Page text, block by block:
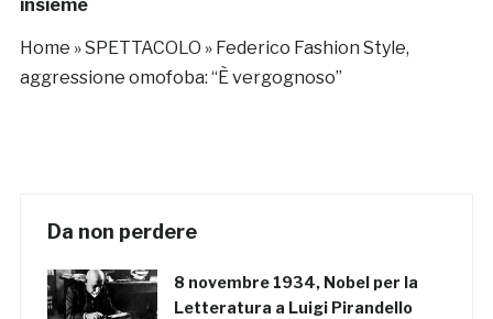
insieme
Home »SPETTACOLO » Federico Fashion Style,
aggressione omofoba: “È vergognoso”
Da non perdere
8 novembre 1934, Nobel per la
Letteratura a Luigi Pirandello